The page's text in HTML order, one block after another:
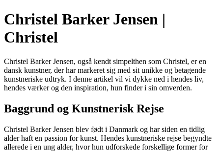
Christel Barker Jensen |
Christel
Christel Barker Jensen, også kendt simpelthen som Christel, er en
dansk kunstner, der har markeret sig med sit unikke og betagende
kunstneriske udtryk. I denne artikel vil vi dykke ned i hendes liv,
hendes værker og den inspiration, hun finder i sin omverden.
Baggrund og Kunstnerisk Rejse
Christel Barker Jensen blev født i Danmark og har siden en tidlig
alder haft en passion for kunst. Hendes kunstneriske rejse begyndte
allerede i en ung alder, hvor hun udforskede forskellige former for